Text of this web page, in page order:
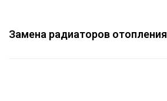
Замена радиаторов отопления